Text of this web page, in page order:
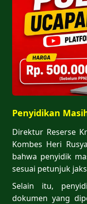
Penyidikan
Direktur Reserse
Kombes Heri
bahwa penyidik
sesuai petunjuk
Selain itu,
dokumen yang